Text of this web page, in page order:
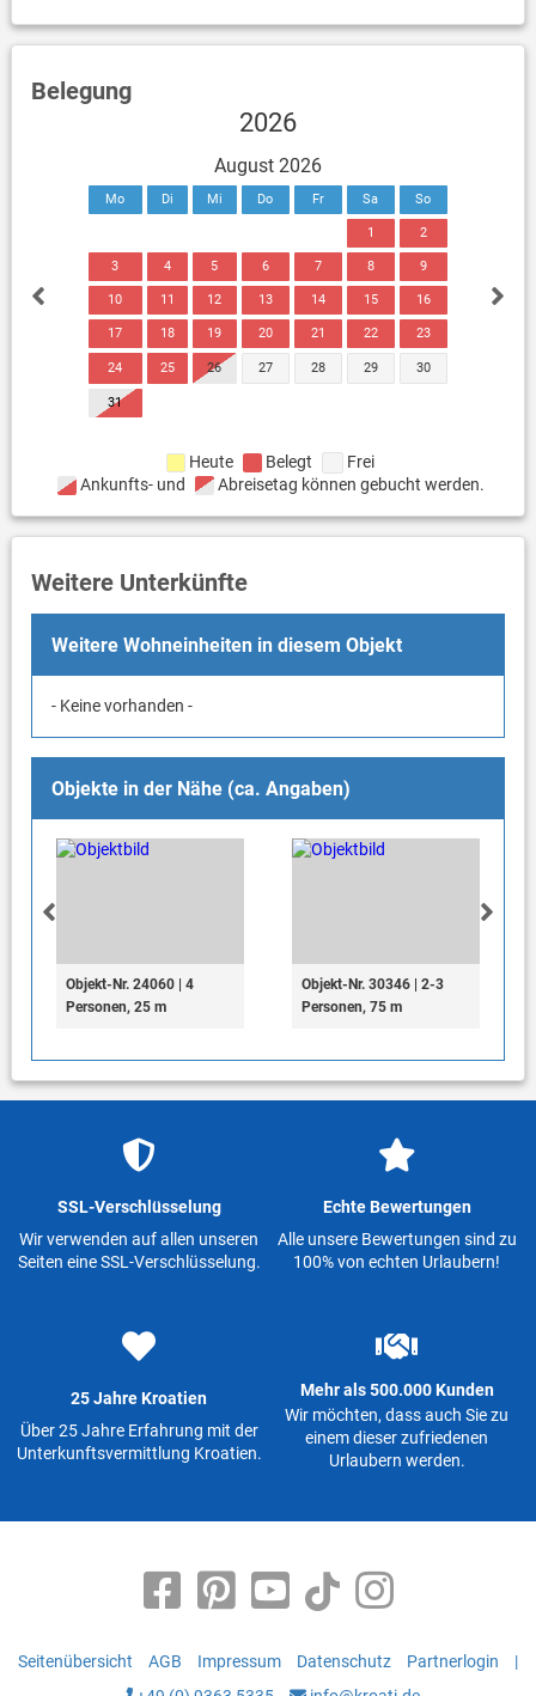
Belegung
2026
August 2026
Mo Di Mi Do Fr Sa So
1 2
3 4 5 6 7 8 9
10 11 12 13 14 15 16
17 18 19 20 21 22 23
24 25 26 27 28 29 30
31
Heute Belegt
Frei
Ankunfts- und
Abreisetag können gebucht werden.
Weitere Unterkünfte
Weitere Wohneinheiten in diesem Objekt
- Keine vorhanden -
Objekte in der Nähe (ca. Angaben)
Objekt-Nr. 24060 | 4
Personen, 25 m
Objekt-Nr. 30346 | 2-3
Personen, 75 m
SSL-Verschlüsselung
Wir verwenden auf allen unseren
Seiten eine SSL-Verschlüsselung.
Echte Bewertungen
Alle unsere Bewertungen sind zu
100% von echten Urlaubern!
25 Jahre Kroatien
Über 25 Jahre Erfahrung mit der
Unterkunftsvermittlung Kroatien.
Mehr als 500.000 Kunden
Wir möchten, dass auch Sie zu
einem dieser zufriedenen
Urlaubern werden.
Seitenübersicht AGB Impressum Datenschutz Partnerlogin
|